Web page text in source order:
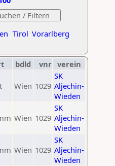
Tirol Vorarlberg
bdld vnr verein
Wien 1029
SK
Aljechin-
Wieden
Wien 1029
SK
Aljechin-
Wieden
Wien 1029
SK
Aljechin-
Wieden